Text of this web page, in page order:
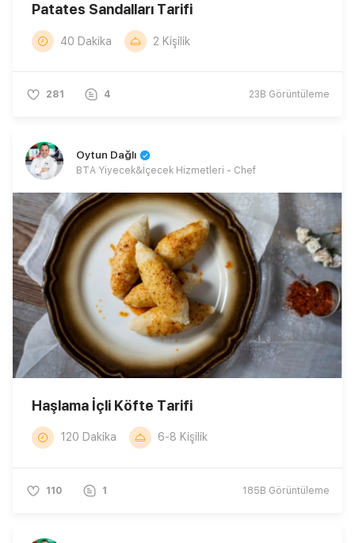
Patates Sandalları Tarifi
40 Dakika 2 Kişilik
281 4 23B Görüntüleme
Oytun Dağlı
BTA Yiyecek&İçecek Hizmetleri - Chef
Haşlama İçli Köfte Tarifi
120 Dakika 6-8 Kişilik
110 1 185B Görüntüleme